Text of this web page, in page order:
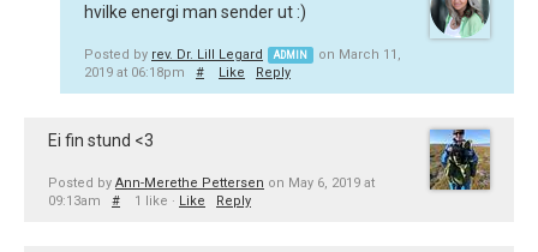
hvilke energi man sender ut :)
Posted by rev. Dr. Lill Legard ADMIN
on March 11,
2019 at 06:18pm
# Like Reply
Ei fin stund <3
Posted by Ann-Merethe Pettersen on May 6, 2019 at
09:13am
# 1 like · Like Reply